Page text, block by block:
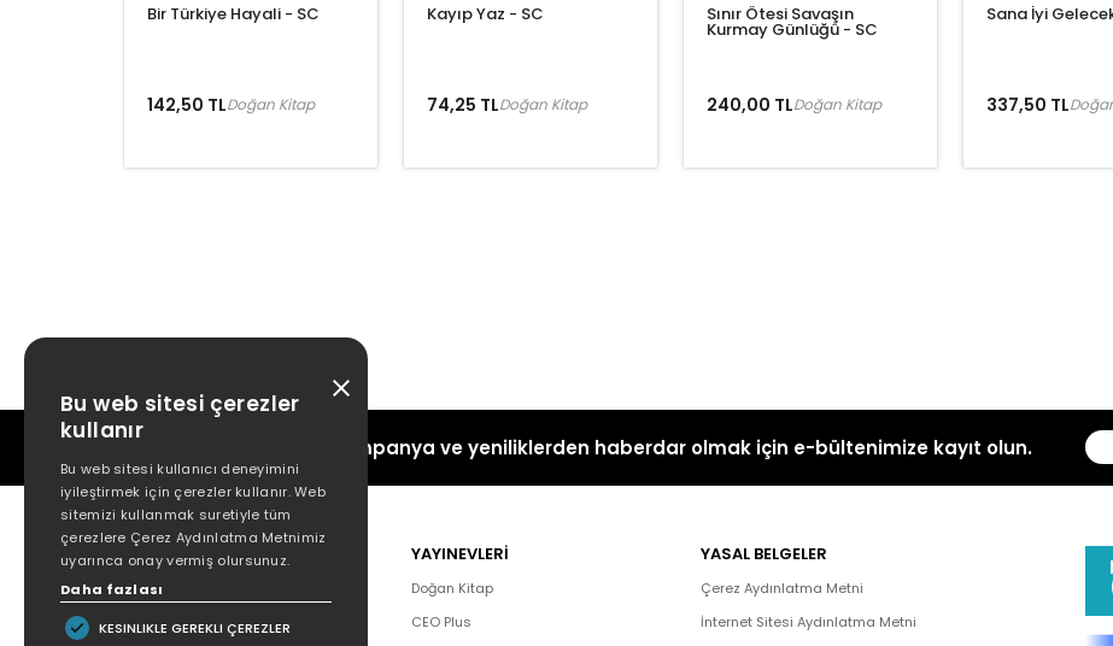
Bir Türkiye Hayali - SC
142,50 TLDoğan Kitap
Kayıp Yaz - SC
74,25 TLDoğan Kitap
Sınır Ötesi Savaşın
Kurmay Günlüğü - SC
240,00 TLDoğan Kitap
Sana İyi
337,50 TL
Kampanya ve yeniliklerden haberdar olmak için e-bültenimize kayıt olun.
POPÜLER
Hakkımızda
Yazar Listesi
YAYINEVLERİ
Doğan Kitap
CEO Plus
YASAL BELGELER
Çerez Aydınlatma Metni
İnternet Sitesi Aydınlatma Metni
Bu web sitesi çerezler
kullanır
Bu web sitesi kullanıcı deneyimini
iyileştirmek için çerezler kullanır. Web
sitemizi kullanmak suretiyle tüm
çerezlere Çerez Aydınlatma Metnimiz
uyarınca onay vermiş olursunuz.
Daha fazlası
KESINLIKLE GEREKLI ÇEREZLER